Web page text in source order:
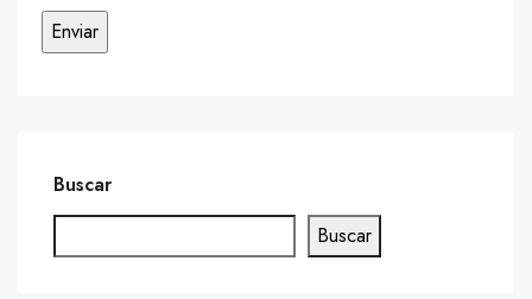
Buscar
Buscar